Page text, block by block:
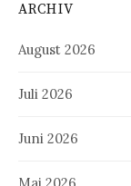
ARCHIV
August 2026
Juli 2026
Juni 2026